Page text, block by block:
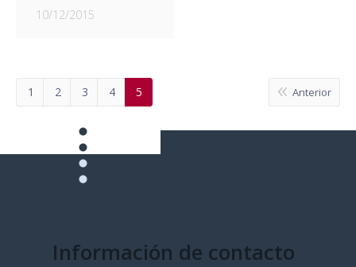
10/12/2015
1 2 3 4 5 Anterior
Información de contacto